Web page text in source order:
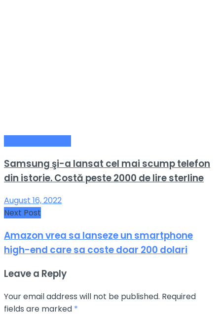
Samsung şi-a lansat cel mai scump telefon
din istorie. Costă peste 2000 de lire sterline
August 16, 2022
Next Post
Amazon vrea sa lanseze un smartphone
high-end care sa coste doar 200 dolari
Leave a Reply
Your email address will not be published. Required
fields are marked *